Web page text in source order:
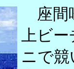
座間
上ビー
ニで